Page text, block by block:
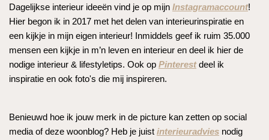
Dagelijkse interieur ideeën vind je op mijn Instagramaccount!
Hier begon ik in 2017 met het delen van interieurinspiratie en
een kijkje in mijn eigen interieur! Inmiddels geef ik ruim 35.000
mensen een kijkje in m’n leven en interieur en deel ik hier de
nodige interieur & lifestyletips. Ook op Pinterestdeel ik
inspiratie en ook foto's die mij inspireren.
Benieuwd hoe ik jouw merk in de picture kan zetten op social
media of deze woonblog? Heb je juist interieuradvies nodig